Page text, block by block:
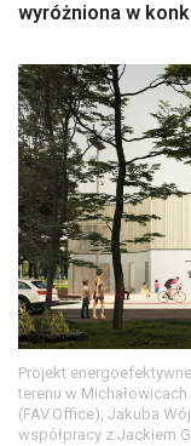
wyróżniona w
Projekt
terenu w
(FAV.Office), Jakuba
współpracy z Jackiem